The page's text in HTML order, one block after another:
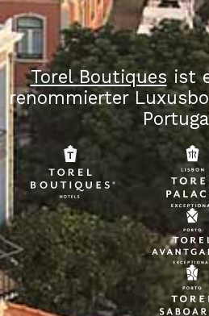
Torel Boutiquesist
renommierter